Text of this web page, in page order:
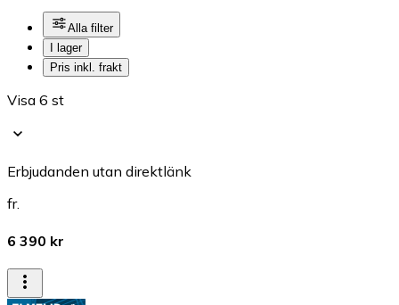
Alla filter
I lager
Pris inkl. frakt
Visa 6 st
Erbjudanden utan direktlänk
fr.
6 390 kr